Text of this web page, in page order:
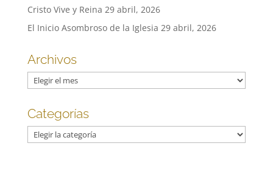
Cristo Vive y Reina 29 abril, 2026
El Inicio Asombroso de la Iglesia 29 abril, 2026
Archivos
Archivos
Categorías
Categorías